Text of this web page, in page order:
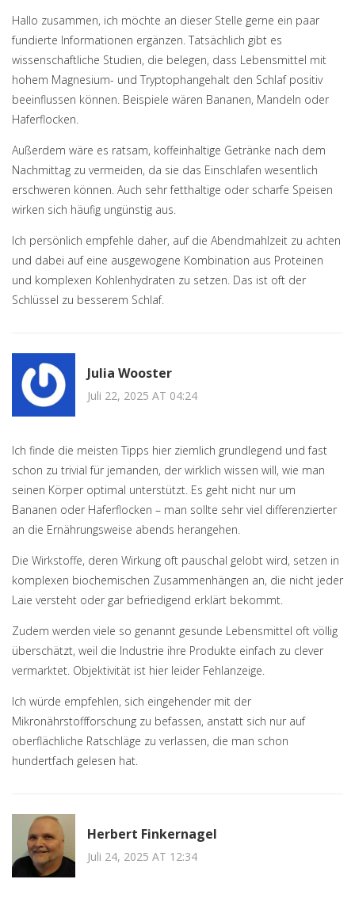
Hallo zusammen, ich möchte an dieser Stelle gerne ein paar
fundierte Informationen ergänzen. Tatsächlich gibt es
wissenschaftliche Studien, die belegen, dass Lebensmittel mit
hohem Magnesium- und Tryptophangehalt den Schlaf positiv
beeinflussen können. Beispiele wären Bananen, Mandeln oder
Haferflocken.
Außerdem wäre es ratsam, koffeinhaltige Getränke nach dem
Nachmittag zu vermeiden, da sie das Einschlafen wesentlich
erschweren können. Auch sehr fetthaltige oder scharfe Speisen
wirken sich häufig ungünstig aus.
Ich persönlich empfehle daher, auf die Abendmahlzeit zu achten
und dabei auf eine ausgewogene Kombination aus Proteinen
und komplexen Kohlenhydraten zu setzen. Das ist oft der
Schlüssel zu besserem Schlaf.
Julia Wooster
Juli 22, 2025 AT 04:24
Ich finde die meisten Tipps hier ziemlich grundlegend und fast
schon zu trivial für jemanden, der wirklich wissen will, wie man
seinen Körper optimal unterstützt. Es geht nicht nur um
Bananen oder Haferflocken – man sollte sehr viel differenzierter
an die Ernährungsweise abends herangehen.
Die Wirkstoffe, deren Wirkung oft pauschal gelobt wird, setzen in
komplexen biochemischen Zusammenhängen an, die nicht jeder
Laie versteht oder gar befriedigend erklärt bekommt.
Zudem werden viele so genannt gesunde Lebensmittel oft völlig
überschätzt, weil die Industrie ihre Produkte einfach zu clever
vermarktet. Objektivität ist hier leider Fehlanzeige.
Ich würde empfehlen, sich eingehender mit der
Mikronährstoffforschung zu befassen, anstatt sich nur auf
oberflächliche Ratschläge zu verlassen, die man schon
hundertfach gelesen hat.
Herbert Finkernagel
Juli 24, 2025 AT 12:34